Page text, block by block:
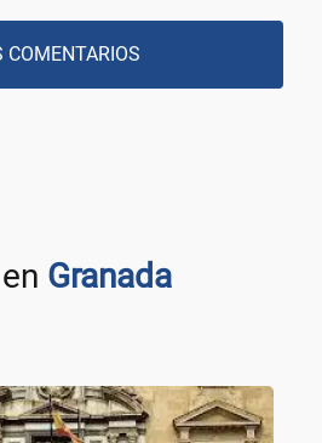
COMENTARIOS
Granada